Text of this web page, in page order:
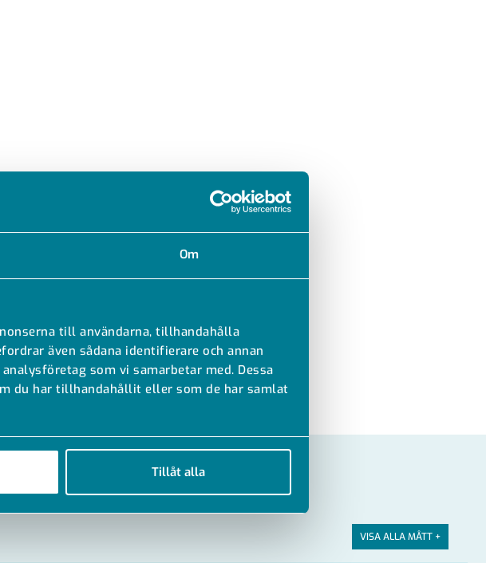
Om
till användarna, tillhandahålla
även sådana identifierare och annan
som vi samarbetar med. Dessa
du har tillhandahållit eller som de har samlat
Tillåt alla
VISA ALLA MÅTT +